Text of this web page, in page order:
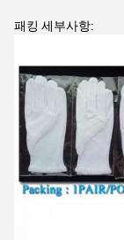
패킹 세부사항: